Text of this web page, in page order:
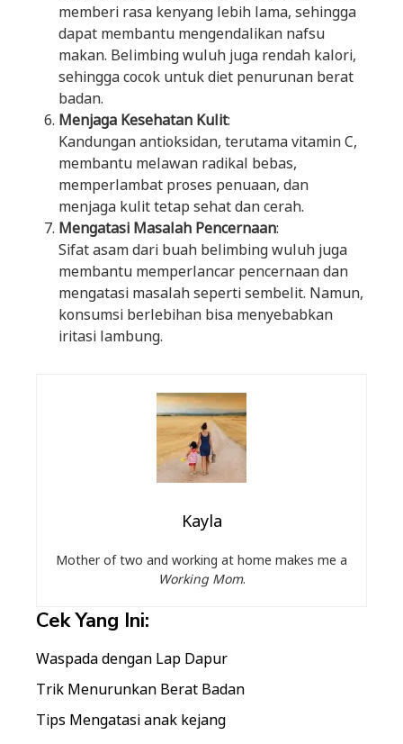
memberi rasa kenyang lebih lama, sehingga
dapat membantu mengendalikan nafsu
makan. Belimbing wuluh juga rendah kalori,
sehingga cocok untuk diet penurunan berat
badan.
Menjaga Kesehatan Kulit:
Kandungan antioksidan, terutama vitamin C,
membantu melawan radikal bebas,
memperlambat proses penuaan, dan
menjaga kulit tetap sehat dan cerah.
Mengatasi Masalah Pencernaan:
Sifat asam dari buah belimbing wuluh juga
membantu memperlancar pencernaan dan
mengatasi masalah seperti sembelit. Namun,
konsumsi berlebihan bisa menyebabkan
iritasi lambung.
Kayla
Mother of two and working at home makes me a
Working Mom.
Cek Yang Ini:
Waspada dengan Lap Dapur
Trik Menurunkan Berat Badan
Tips Mengatasi anak kejang